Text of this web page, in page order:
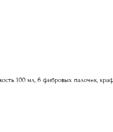
100 мл, 6 фибровых палочек,